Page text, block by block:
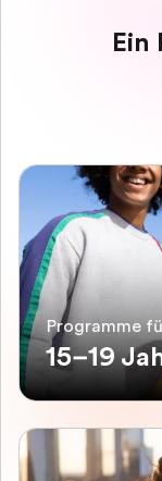
Ein
Programme
15–19